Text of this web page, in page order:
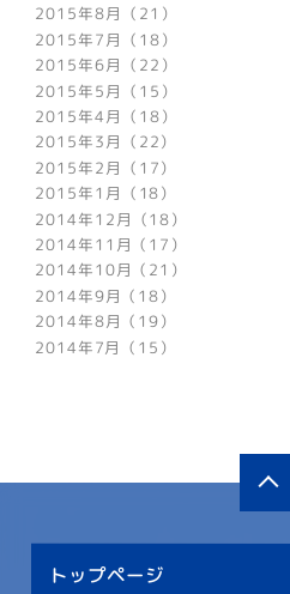
2015年8月（21）
2015年7月（18）
2015年6月（22）
2015年5月（15）
2015年4月（18）
2015年3月（22）
2015年2月（17）
2015年1月（18）
2014年12月（18）
2014年11月（17）
2014年10月（21）
2014年9月（18）
2014年8月（19）
2014年7月（15）
トップページ